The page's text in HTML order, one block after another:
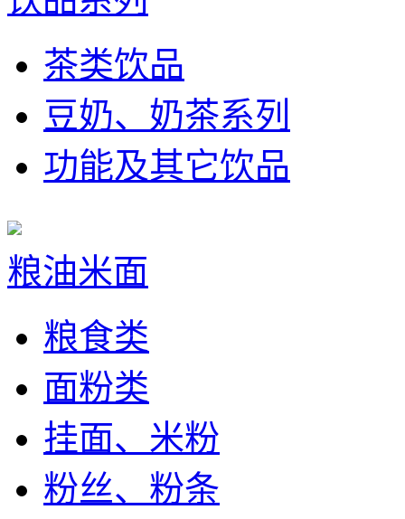
茶类饮品
豆奶、奶茶系列
功能及其它饮品
粮油米面
粮食类
面粉类
挂面、米粉
粉丝、粉条